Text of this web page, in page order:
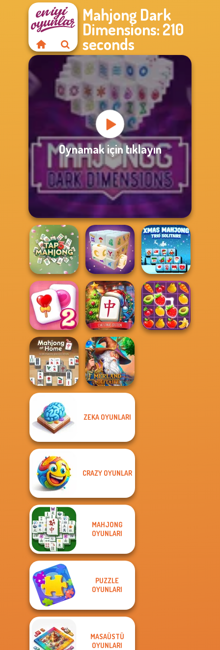
Mahjong Dark
Dimensions: 210
seconds
Oynamak için tıklayın
Tap 3 Mahjong Mystic Mahjong
Xmas Mahjong
Trio Solitaire
Solitaire
Mahjong Candy 2
Mahjong at
Home -
Christmas Ed...
Mahjong At
Home -
Scandinavian...
Emerland
ZEKA OYUNLARI
CRAZY OYUNLAR
MAHJONG
OYUNLARI
PUZZLE
OYUNLARI
MASAÜSTÜ
OYUNLARI